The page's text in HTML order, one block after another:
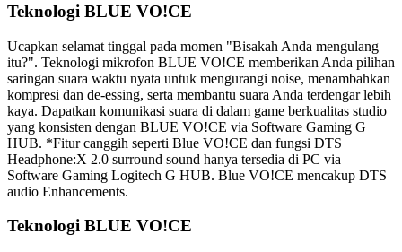
Teknologi BLUE VO!CE
Ucapkan selamat tinggal pada momen "Bisakah Anda mengulang
itu?". Teknologi mikrofon BLUE VO!CE memberikan Anda pilihan
saringan suara waktu nyata untuk mengurangi noise, menambahkan
kompresi dan de-essing, serta membantu suara Anda terdengar lebih
kaya. Dapatkan komunikasi suara di dalam game berkualitas studio
yang konsisten dengan BLUE VO!CE via Software Gaming G
HUB. *Fitur canggih seperti Blue VO!CE dan fungsi DTS
Headphone:X 2.0 surround sound hanya tersedia di PC via
Software Gaming Logitech G HUB. Blue VO!CE mencakup DTS
audio Enhancements.
Teknologi BLUE VO!CE